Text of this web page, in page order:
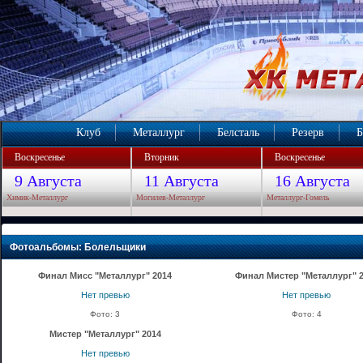
Клуб Металлург Белсталь Резерв
Воскресенье Вторник Воскресенье
9 Августа 11 Августа 16 Августа
Химик-Металлург Могилев-Металлург Металлург-Гомель
Фотоальбомы: Болельщики
Финал Мисс "Металлург" 2014
Нет превью
Фото: 3
Финал Мистер "Металлург"
Нет превью
Фото: 4
Мистер "Металлург" 2014
Нет превью